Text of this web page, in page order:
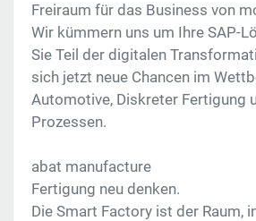
Freiraum für das Business von
Wir kümmern uns um Ihre SAP-
Sie Teil der digitalen
sich jetzt neue Chancen im
Automotive, Diskreter Fertigung
Prozessen.
abat manufacture
Fertigung neu denken.
Die Smart Factory ist der Raum,